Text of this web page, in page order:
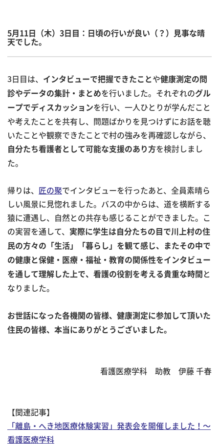
5月11日（木）3日目：日頃の行いが良い（？）見事な晴
天でした。
3日目は、 インタビューで把握できたこと や健康測定の問
診やデータの集計・まとめを行いました。それぞれのグル
ープでディスカッションを行い、一人ひとりが学んだこと
や考えたことを共有し、問題ばかりを見つけずにお話を聴
いたことや観察できたことで村の強みを再確認しながら、
自分たち看護者として可能な支援のあり方を検討しまし
た。
帰りは、 匠の聚でインタビューを行ったあと、全員素晴ら
しい風景に見惚れました。バスの中からは、道を横断する
猿に遭遇し、自然との共存も感じることができました。こ
の実習を通して、
実際に学生は自分たちの目で川上村の住
民の方々の「生活」「暮らし」を観て感じ、またその中で
の健康と保健・医療・福祉・教育の関係性をインタビュー
を通して理解した上で、看護の役割を考える貴重な時間 と
なりました。
お世話になった各機関の皆様、健康測定に参加して頂いた
住民の皆様、本当にありがとうございました。
看護医療学科 助教 伊藤 千春
【関連記事】
「離島・へき地医療体験実習」発表会を開催しました！～
看護医療学科